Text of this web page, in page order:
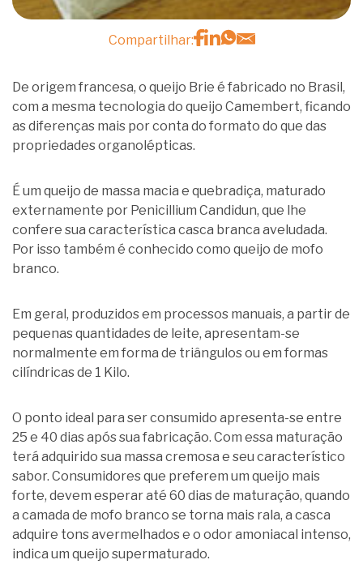
Compartilhar:
De origem francesa, o queijo Brie é fabricado no Brasil,
com a mesma tecnologia do queijo Camembert, ficando
as diferenças mais por conta do formato do que das
propriedades organolépticas.
É um queijo de massa macia e quebradiça, maturado
externamente por Penicillium Candidun, que lhe
confere sua característica casca branca aveludada.
Por isso também é conhecido como queijo de mofo
branco.
Em geral, produzidos em processos manuais, a partir de
pequenas quantidades de leite, apresentam-se
normalmente em forma de triângulos ou em formas
cilíndricas de 1 Kilo.
O ponto ideal para ser consumido apresenta-se entre
25 e 40 dias após sua fabricação. Com essa maturação
terá adquirido sua massa cremosa e seu característico
sabor. Consumidores que preferem um queijo mais
forte, devem esperar até 60 dias de maturação, quando
a camada de mofo branco se torna mais rala, a casca
adquire tons avermelhados e o odor amoniacal intenso,
indica um queijo supermaturado.